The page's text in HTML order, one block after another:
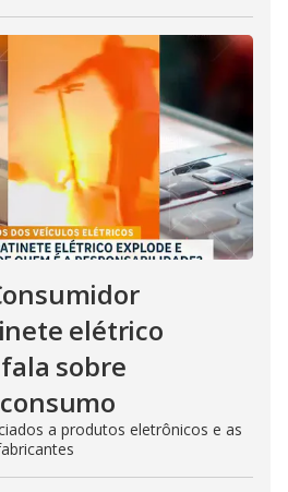
elétrico
sobre
a produtos eletrônicos e as